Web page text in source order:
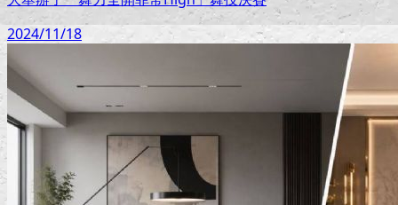
2024/11/18